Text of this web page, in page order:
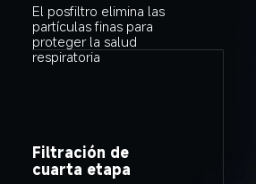
El posfiltro elimina las
partículas finas para
proteger la salud
respiratoria
Filtración de
cuarta etapa